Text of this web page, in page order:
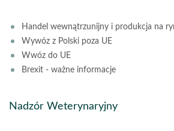
Handel wewnątrzunijny i produkcja na
Wywóz z Polski poza UE
Wwóz do UE
Brexit - ważne informacje
Nadzór Weterynaryjny